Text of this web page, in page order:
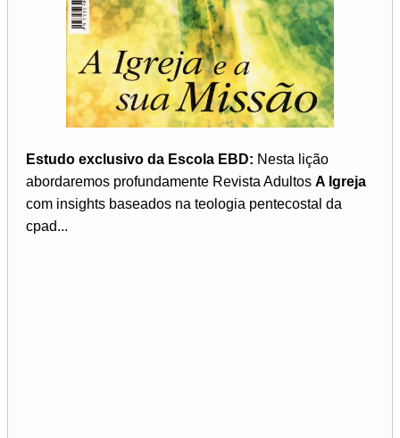
Estudo exclusivo da Escola EBD: Nesta lição
abordaremos profundamente Revista Adultos A Igreja
com insights baseados na teologia pentecostal da
cpad...